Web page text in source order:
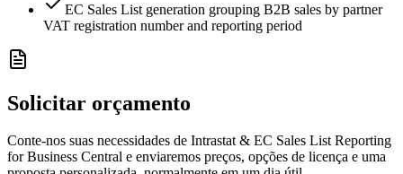
EC Sales List generation grouping B2B sales by partner
VAT registration number and reporting period
Solicitar orçamento
Conte-nos suas necessidades de Intrastat & EC Sales List Reporting
for Business Central e enviaremos preços, opções de licença e uma